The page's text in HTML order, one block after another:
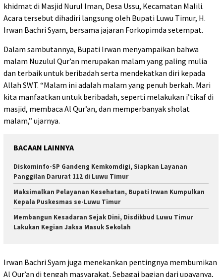
khidmat di Masjid Nurul Iman, Desa Ussu, Kecamatan Malili.
Acara tersebut dihadiri langsung oleh Bupati Luwu Timur, H.
Irwan Bachri Syam, bersama jajaran Forkopimda setempat.
Dalam sambutannya, Bupati Irwan menyampaikan bahwa
malam Nuzulul Qur’an merupakan malam yang paling mulia
dan terbaik untuk beribadah serta mendekatkan diri kepada
Allah SWT. “Malam ini adalah malam yang penuh berkah. Mari
kita manfaatkan untuk beribadah, seperti melakukan i’tikaf di
masjid, membaca Al Qur’an, dan memperbanyak sholat
malam,” ujarnya.
BACAAN LAINNYA
Diskominfo-SP Gandeng Kemkomdigi, Siapkan Layanan
Panggilan Darurat 112 di Luwu Timur
Maksimalkan Pelayanan Kesehatan, Bupati Irwan Kumpulkan
Kepala Puskesmas se-Luwu Timur
Membangun Kesadaran Sejak Dini, Disdikbud Luwu Timur
Lakukan Kegian Jaksa Masuk Sekolah
Irwan Bachri Syam juga menekankan pentingnya membumikan
Al Qur’an di tengah masyarakat. Sebagai bagian dari upayanya,